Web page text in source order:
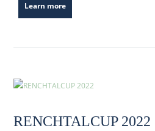
Learn more
RENCHTALCUP 2022